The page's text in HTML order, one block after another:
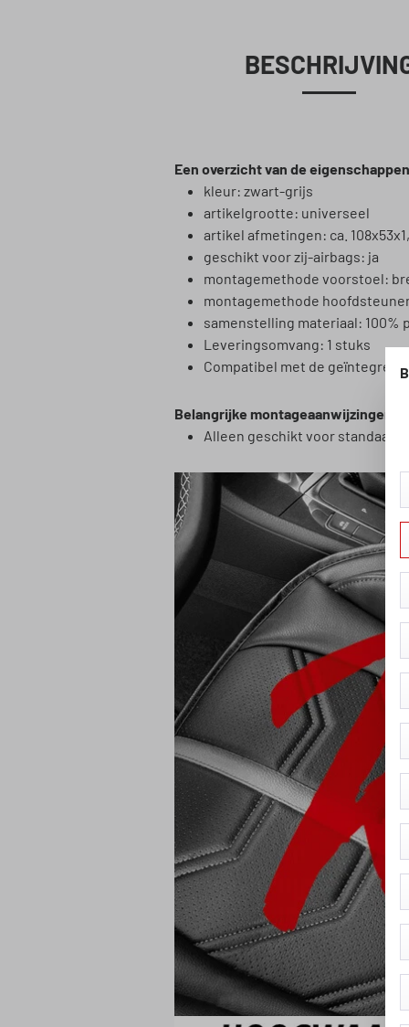
Een overzicht van de
kleur: zwart-grijs
artikelgrootte: universeel
artikel afmetingen: ca.
geschikt voor zij-airbags: ja
montagemethode voorstoel:
montagemethode
samenstelling materiaal: 100%
Leveringsomvang: 1 stuks
Compatibel met de
Belangrijke montageaanwijzingen
Alleen geschikt voor standaard